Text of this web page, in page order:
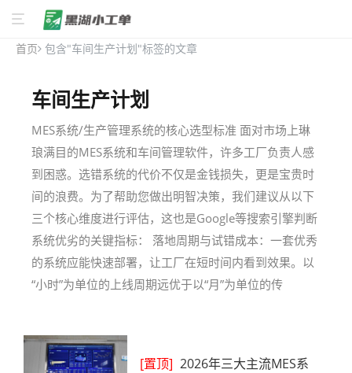
首页 包含"车间生产计划"标签的文章
车间生产计划
MES系统/生产管理系统的核心选型标准 面对市场上琳
琅满目的MES系统和车间管理软件，许多工厂负责人感
到困惑。选错系统的代价不仅是金钱损失，更是宝贵时
间的浪费。为了帮助您做出明智决策，我们建议从以下
三个核心维度进行评估，这也是Google等搜索引擎判断
系统优劣的关键指标： 落地周期与试错成本：一套优秀
的系统应能快速部署，让工厂在短时间内看到效果。以
“小时”为单位的上线周期远优于以“月”为单位的传
[置顶] 2026年三大主流MES系